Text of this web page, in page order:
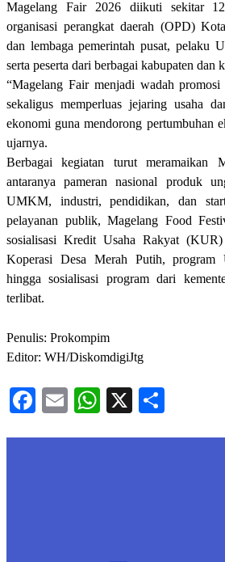
Magelang Fair 2026 diikuti sekitar
organisasi perangkat daerah (OPD)
dan lembaga pemerintah pusat, pelaku
serta peserta dari berbagai kabupaten dan
“Magelang Fair menjadi wadah
sekaligus memperluas jejaring usaha
ekonomi guna mendorong pertumbuhan
ujarnya.
Berbagai kegiatan turut meramaikan
antaranya pameran nasional produk
UMKM, industri, pendidikan, dan
pelayanan publik, Magelang Food
sosialisasi Kredit Usaha Rakyat (KUR)
Koperasi Desa Merah Putih,
hingga sosialisasi program dari
terlibat.
Penulis: Prokompim
Editor: WH/DiskomdigiJtg
Facebook
EmailWhatsApp
X